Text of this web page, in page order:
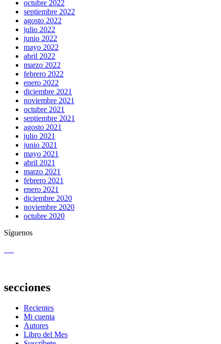
octubre 2022
septiembre 2022
agosto 2022
julio 2022
junio 2022
mayo 2022
abril 2022
marzo 2022
febrero 2022
enero 2022
diciembre 2021
noviembre 2021
octubre 2021
septiembre 2021
agosto 2021
julio 2021
junio 2021
mayo 2021
abril 2021
marzo 2021
febrero 2021
enero 2021
diciembre 2020
noviembre 2020
octubre 2020
Síguenos
secciones
Recientes
Mi cuenta
Autores
Libro del Mes